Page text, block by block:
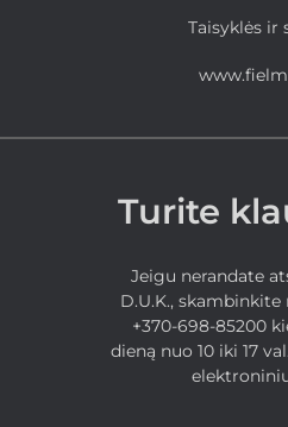
Taisyklės ir
Turite
Jeigu nerandate
D.U.K.,
+370-698-85200
dieną nuo 10 iki 17